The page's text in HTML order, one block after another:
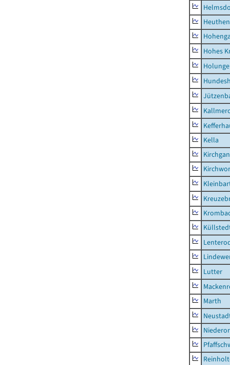
Heuthen
Hohes
Kella
Lutter
Marth